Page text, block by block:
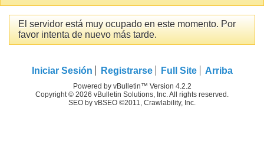
El servidor está muy ocupado en este momento. Por
favor intenta de nuevo más tarde.
Iniciar Sesión Registrarse Full Site Arriba
Powered by vBulletin™ Version 4.2.2
Copyright © 2026 vBulletin Solutions, Inc. All rights reserved.
SEO by vBSEO ©2011, Crawlability, Inc.